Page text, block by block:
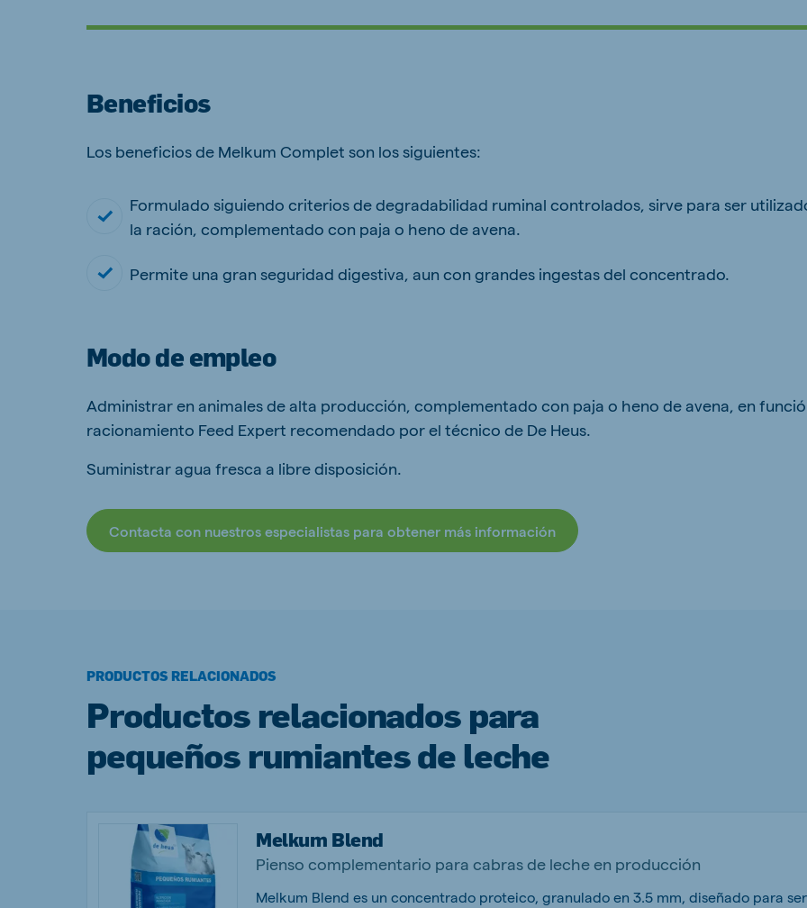
Beneficios
Los beneficios de Melkum Complet son los siguientes:
Formulado siguiendo criterios de degradabilidad ruminal controlados, sirve para ser
la ración, complementado con paja o heno de avena.
Permite una gran seguridad digestiva, aun con grandes ingestas del concentrado.
Modo de empleo
Administrar en animales de alta producción, complementado con paja o heno de avena, en
racionamiento Feed Expert recomendado por el técnico de De Heus.
Suministrar agua fresca a libre disposición.
Contacta con nuestros especialistas para obtener más información
PRODUCTOS RELACIONADOS
Productos relacionados para
pequeños rumiantes de leche
Melkum Blend
Pienso complementario para cabras de leche en producción
Portuguese
Ukraine (Koudijs)
Ukrainian
Russia (Koudijs)
Russian
English